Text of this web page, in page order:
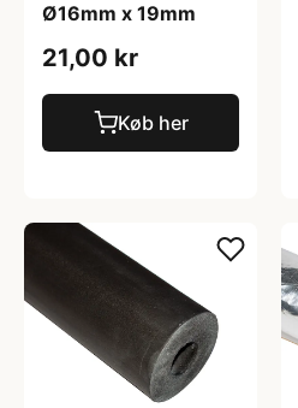
Ø16mm x 19mm
21,00 kr
Køb her